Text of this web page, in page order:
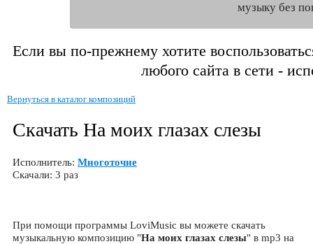
музыку без
Если вы по-прежнему хотите
любого сайта в сети -
Вернуться в каталог композиций
Скачать На моих глазах слезы
Исполнитель: Многоточие
Скачали: 3 раз
При помощи программы LoviMusic вы можете скачать
музыкальную композицию "На моих глазах слезы" в mp3 на